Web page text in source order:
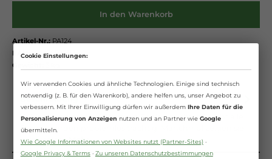
In den Warenkorb
Artikel-Nr.: PA124
EAN:8714765901510
Gewicht:
Beschreibung
Willst du mit deinem Pferd ein Fohlen züchten? Nicht alle
Stuten werden problemlos trächtig. Manchmal zeigen sie
kein rosset…Mehr
Cookie Einstellungen:
Wir verwenden Cookies und ähnliche Technologien. Einige sind technisch
notwendig (z. B. für den Warenkorb), andere helfen uns, unser Angebot zu
verbessern. Mit Ihrer Einwilligung dürfen wir außerdem Ihre Daten für die
Personalisierung von Anzeigen nutzen und an Partner wie Google
übermitteln.
Wie Google Informationen von Websites nutzt (Partner-Sites)·
Google Privacy & Terms· Zu unseren Datenschutzbestimmungen